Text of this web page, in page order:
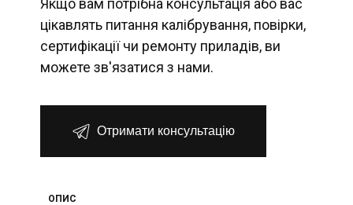
Якщо вам потрібна консультація або вас
цікавлять питання калібрування, повірки,
сертифікації чи ремонту приладів, ви
можете зв'язатися з нами.
Отримати консультацію
ОПИС